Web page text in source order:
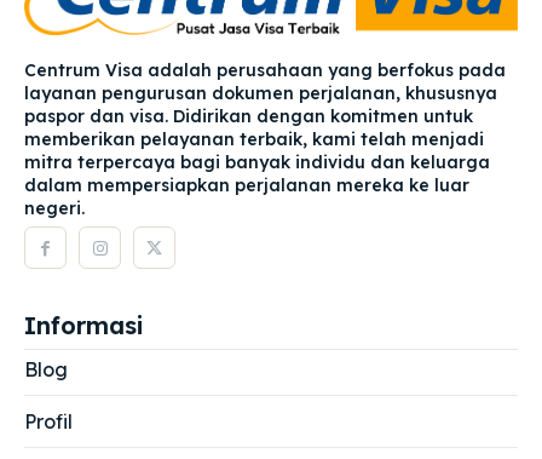
Centrum Visa adalah perusahaan yang berfokus pada
layanan pengurusan dokumen perjalanan, khususnya
paspor dan visa. Didirikan dengan komitmen untuk
memberikan pelayanan terbaik, kami telah menjadi
mitra terpercaya bagi banyak individu dan keluarga
dalam mempersiapkan perjalanan mereka ke luar
negeri.
Informasi
Blog
Profil